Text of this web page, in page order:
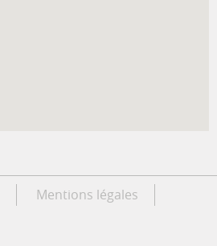
Mentions légales